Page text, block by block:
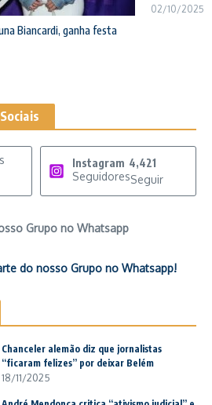
Biancardi, ganha festa
02/10/2025
Instagram 4,421
SeguidoresSeguir
Grupo no Whatsapp
do nosso Grupo no Whatsapp!
Chanceler alemão diz que jornalistas
“ficaram felizes” por deixar Belém
18/11/2025